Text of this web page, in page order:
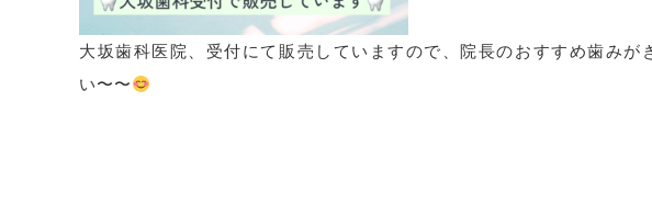
大坂歯科医院、受付にて販売していますので、院長のおすすめ歯みが
い〜〜